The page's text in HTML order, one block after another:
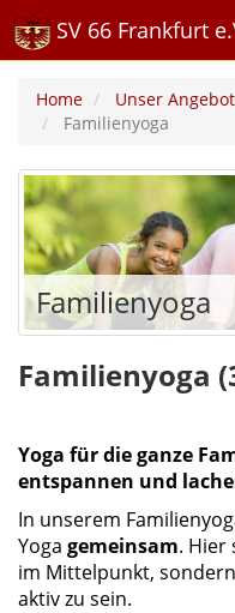
SV 66 Frankfurt
Home Unser Angebot
Familienyoga
Familienyoga
Familienyoga
Yoga für die ganze
entspannen und
In unserem
Yoga gemeinsam. Hier
im Mittelpunkt,
aktiv zu sein.